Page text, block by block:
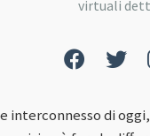
virtuali
interconnesso di